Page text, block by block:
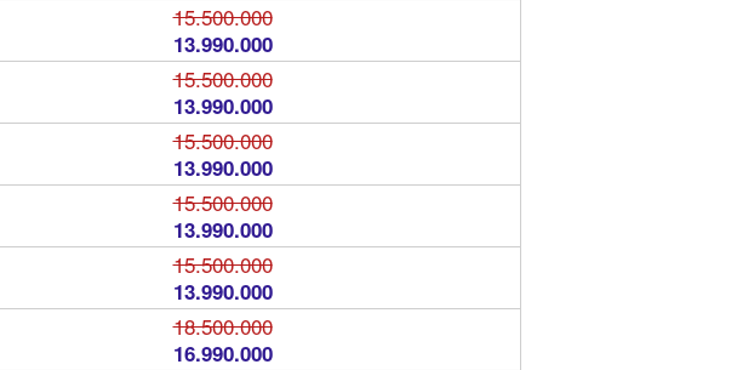
15.500.000
13.990.000
15.500.000
13.990.000
15.500.000
13.990.000
15.500.000
13.990.000
15.500.000
13.990.000
18.500.000
16.990.000